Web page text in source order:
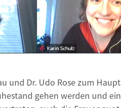
und Dr. Udo Rose zum
gehen werden und ein